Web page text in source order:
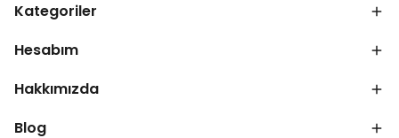
Kategoriler
Hesabım
Hakkımızda
Blog